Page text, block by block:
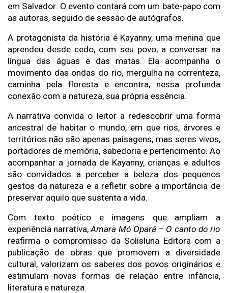
em Salvador. O evento contará com um bate-papo com
as autoras, seguido de sessão de autógrafos.
A protagonista da história é Kayanny, uma menina que
aprendeu desde cedo, com seu povo, a conversar na
língua das águas e das matas. Ela acompanha o
movimento das ondas do rio, mergulha na correnteza,
caminha pela floresta e encontra, nessa profunda
conexão com a natureza, sua própria essência.
A narrativa convida o leitor a redescobrir uma forma
ancestral de habitar o mundo, em que rios, árvores e
territórios não são apenas paisagens, mas seres vivos,
portadores de memória, sabedoria e pertencimento. Ao
acompanhar a jornada de Kayanny, crianças e adultos
são convidados a perceber a beleza dos pequenos
gestos da natureza e a refletir sobre a importância de
preservar aquilo que sustenta a vida.
Com texto poético e imagens que ampliam a
experiência narrativa, Amara Mó Opará – O canto do rio
reafirma o compromisso da Solisluna Editora com a
publicação de obras que promovem a diversidade
cultural, valorizam os saberes dos povos originários e
estimulam novas formas de relação entre infância,
literatura e natureza.